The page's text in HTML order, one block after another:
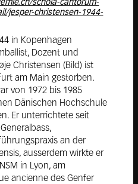
in Kopenhagen
Dozent und
Christensen (Bild) ist
am Main gestorben.
von 1972 bis 1985
Dänischen Hochschule
Er unterrichtete seit
an der
ausserdem wirkte er
in Lyon, am
ancienne des Genfer